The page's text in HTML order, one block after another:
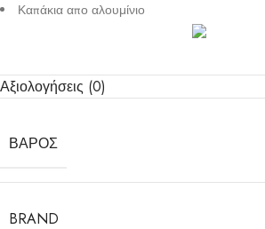
Καπάκια απο αλουμίνιο
Αξιολογήσεις (0)
ΒΆΡΟΣ
BRAND